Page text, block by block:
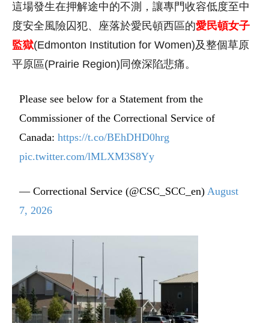
這場發生在押解途中的不測，讓專門收容低度至中
度安全風險囚犯、座落於愛民頓西區的愛民頓女子
監獄(Edmonton Institution for Women)及整個草原
平原區(Prairie Region)同僚深陷悲痛。
Please see below for a Statement from the
Commissioner of the Correctional Service of
Canada:https://t.co/BEhDHD0hrg
pic.twitter.com/lMLXM3S8Yy
— Correctional Service (@CSC_SCC_en)August
7, 2026